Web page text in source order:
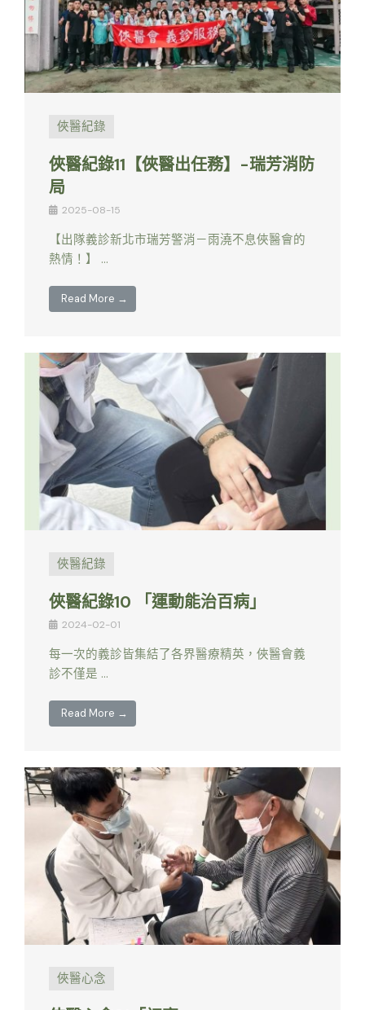
俠醫紀錄
俠醫紀錄11【俠醫出任務】-瑞芳消防
局
2025-08-15
【出隊義診新北市瑞芳警消－雨澆不息俠醫會的
熱情！】 …
Read More →
俠醫紀錄
俠醫紀錄10 「運動能治百病」
2024-02-01
每一次的義診皆集結了各界醫療精英，俠醫會義
診不僅是 …
Read More →
俠醫心念